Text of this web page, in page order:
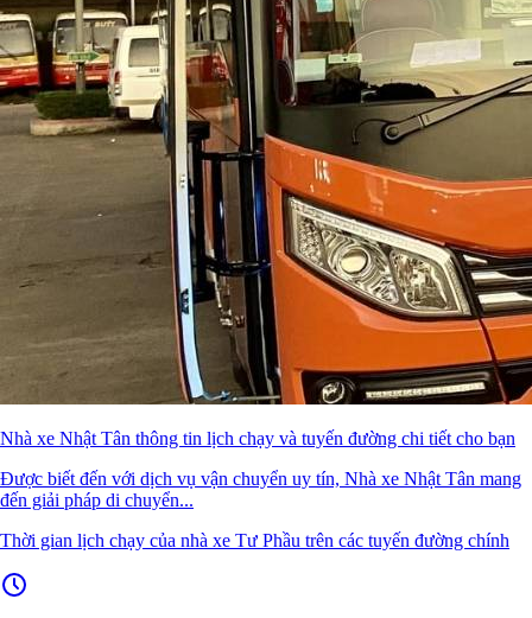
Nhà xe Nhật Tân thông tin lịch chạy và tuyến đường chi tiết cho bạn
Được biết đến với dịch vụ vận chuyển uy tín, Nhà xe Nhật Tân mang
đến giải pháp di chuyển...
Thời gian lịch chạy của nhà xe Tư Phầu trên các tuyến đường chính